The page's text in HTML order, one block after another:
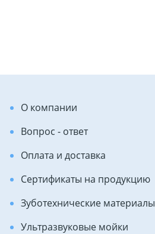
О компании
Вопрос - ответ
Оплата и доставка
Сертификаты на продукцию
Зуботехнические материалы
Ультразвуковые мойки